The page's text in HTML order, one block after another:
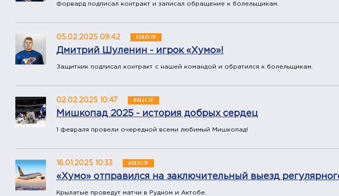
Форвард подписал контракт и записал обращение к болельщикам.
05.02.2025 09:42 НОВОСТИ
Дмитрий Шуленин - игрок «Хумо»!
Защитник подписал контракт с нашей командой и обратился к болельщикам.
02.02.2025 10:47 НОВОСТИ
Мишкопад 2025 - история добрых сердец
1 февраля провели очередной всеми любимый Мишкопад!
16.01.2025 10:33 НОВОСТИ
«Хумо» отправился на заключительный выезд
Крылатые проведут матчи в Рудном и Актобе.